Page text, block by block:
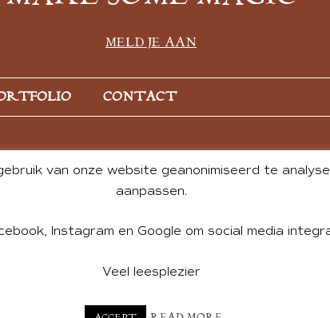
MELD JE AAN
CONTACT
DE GROOT. WEBSITE DESIGN BY
van onze website geanonimiseerd te
aanpassen.
Instagram en Google om social media
Veel leesplezier